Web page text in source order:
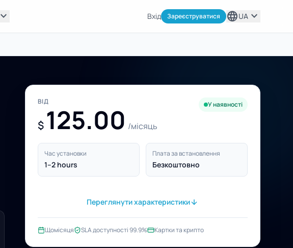
expand_more Вхід Зареєструватися languageUA expand_more
ВІД
$ 125.00 /місяць
У наявності
Час установки
1–2 hours
Плата за встановлення
Безкоштовно
Переглянути характеристики
Щомісяця SLA доступності 99.9% Картки та крипто